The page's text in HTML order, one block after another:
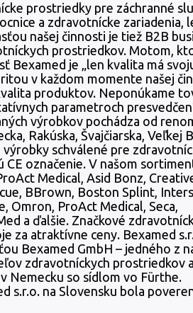
prostriedky pre záchranné
a zdravotnícke zariadenia,
našej činnosti je tiež B2B
prostriedkov. Motom,
Bexamed je „len kvalita má
v každom momente našej
produktov. Neponúkame
parametroch
výrobkov pochádza od
Rakúska, Švajčiarska, Veľkej
výrobky schválené pre
CE označenie. V našom
Medical, Asid Bonz,
BBrown, Boston Splint,
Omron, ProAct Medical, Seca,
a ďalšie. Značkové
za atraktívne ceny. Bexamed
Bexamed GmbH – jedného z
zdravotníckych prostriedkov
Nemecku so sídlom vo Fürthe.
s.r.o. na Slovensku bola